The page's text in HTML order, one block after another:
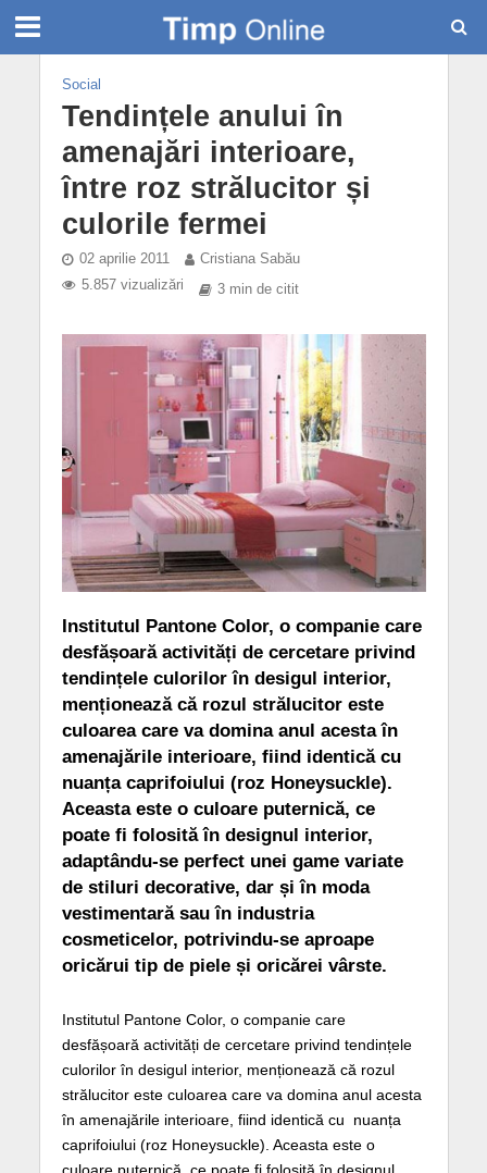
Social
Tendințele anului în
amenajări interioare,
între roz strălucitor și
culorile fermei
02 aprilie 2011
Cristiana Sabău
5.857 vizualizări
3 min de citit
Institutul Pantone Color, o companie care
desfășoară activități de cercetare privind
tendințele culorilor în desigul interior,
menționează că rozul strălucitor este
culoarea care va domina anul acesta în
amenajările interioare, fiind identică cu
nuanța caprifoiului (roz Honeysuckle).
Aceasta este o culoare puternică, ce
poate fi folosită în designul interior,
adaptându-se perfect unei game variate
de stiluri decorative, dar și în moda
vestimentară sau în industria
cosmeticelor, potrivindu-se aproape
oricărui tip de piele și oricărei vârste.
Institutul Pantone Color, o companie care
desfășoară activități de cercetare privind tendințele
culorilor în desigul interior, menționează că rozul
strălucitor este culoarea care va domina anul acesta
în amenajările interioare, fiind identică cu nuanța
caprifoiului (roz Honeysuckle). Aceasta este o